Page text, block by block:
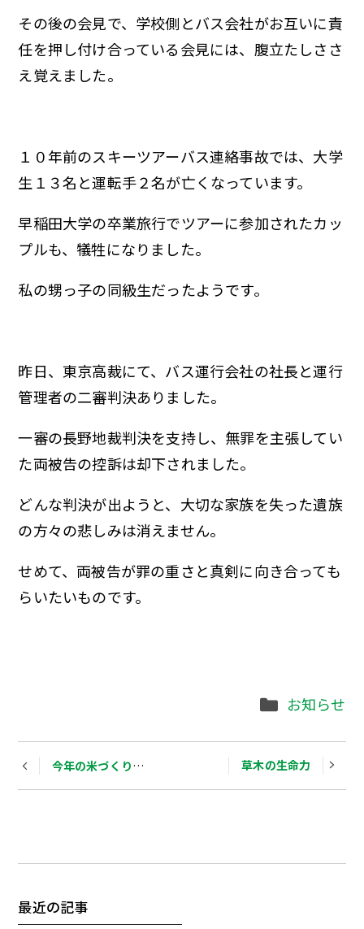
その後の会見で、学校側とバス会社がお互いに責
任を押し付け合っている会見には、腹立たしささ
え覚えました。
１０年前のスキーツアーバス連絡事故では、大学
生１３名と運転手２名が亡くなっています。
早稲田大学の卒業旅行でツアーに参加されたカッ
プルも、犠牲になりました。
私の甥っ子の同級生だったようです。
昨日、東京高裁にて、バス運行会社の社長と運行
管理者の二審判決ありました。
一審の長野地裁判決を支持し、無罪を主張してい
た両被告の控訴は却下されました。
どんな判決が出ようと、大切な家族を失った遺族
の方々の悲しみは消えません。
せめて、両被告が罪の重さと真剣に向き合っても
らいたいものです。
Categories
お知らせ
Post
今年の米づくりは・・・ 草木の生命力
最近の記事